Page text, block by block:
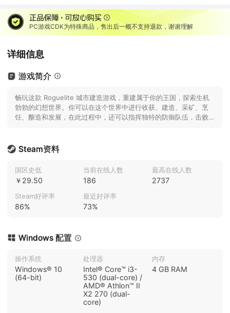
PC游戏CDK为特殊商品，售出后一概不支持退款，谢谢理解
详细信息
游戏简介
畅玩这款 Roguelite 城市建造游戏，重建属于你的王国，探索生机
勃勃的幻想世界。你可以在这个世界中进行收获、建造、采矿、烹
饪、酿造和发展，在此过程中，还可以指挥独特的防御队伍，击败成
Steam资料
国区史低
￥29.50
当前在线人数
186
最高在线人数
2737
Steam好评率
86%
最近好评率
73%
Windows 配置
操作系统
Windows® 10
(64-bit)
处理器
Intel® Core™ i3-
530 (dual-core) /
AMD® Athlon™ II
X2 270 (dual-
core)
内存
4 GB RAM